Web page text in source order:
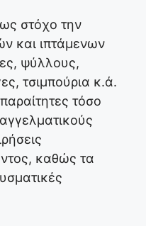
στόχο την
και ιπτάμενων
ψύλλους,
τσιμπούρια κ.ά.
τόσο
καθώς τα